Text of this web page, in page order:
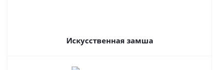
Искусственная замша